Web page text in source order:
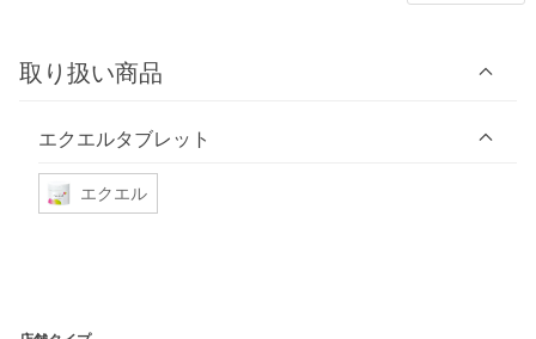
取り扱い商品
エクエルタブレット
エクエル